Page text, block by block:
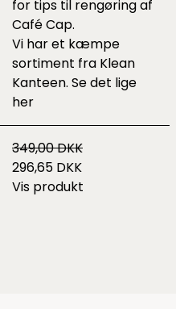
for tips til rengøring af
Café Cap.
Vi har et kæmpe
sortiment fra Klean
Kanteen. Se det lige
her
349,00 DKK
296,65 DKK
Vis produkt